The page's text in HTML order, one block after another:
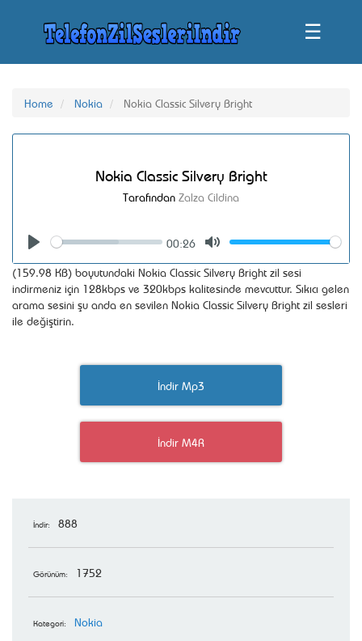
☰
Home Nokia Nokia Classic Silvery Bright
Nokia Classic Silvery Bright
Tarafından Zalza Cildina
Seek
00:26
Volume
(159.98 KB) boyutundaki Nokia Classic Silvery Bright zil sesi
indirmeniz için 128kbps ve 320kbps kalitesinde mevcuttur. Sıkıcı gelen
arama sesini şu anda en sevilen Nokia Classic Silvery Bright zil sesleri
ile değiştirin.
İndir Mp3
İndir M4R
İndir: 888
Görünüm: 1752
Kategori: Nokia